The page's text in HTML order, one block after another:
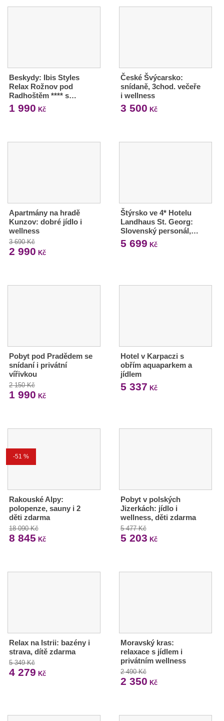
Beskydy: Ibis Styles
Relax Rožnov pod
Radhoštěm **** s…
1 990 Kč
České Švýcarsko:
snídaně, 3chod. večeře
i wellness
3 500 Kč
Apartmány na hradě
Kunzov: dobré jídlo i
wellness
3 690 Kč
2 990 Kč
Štýrsko ve 4* Hotelu
Landhaus St. Georg:
Slovenský personál,…
5 699 Kč
Pobyt pod Pradědem se
snídaní i privátní
vířivkou
2 150 Kč
1 990 Kč
Hotel v Karpaczi s
obřím aquaparkem a
jídlem
5 337 Kč
-51 %
Rakouské Alpy:
polopenze, sauny i 2
děti zdarma
18 090 Kč
8 845 Kč
Pobyt v polských
Jizerkách: jídlo i
wellness, děti zdarma
5 477 Kč
5 203 Kč
Relax na Istrii: bazény i
strava, dítě zdarma
5 349 Kč
4 279 Kč
Moravský kras:
relaxace s jídlem i
privátním wellness
2 490 Kč
2 350 Kč